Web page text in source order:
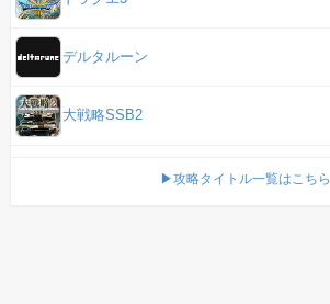
デルタルーン
大戦略SSB2
▶攻略タイトル一覧はこちら